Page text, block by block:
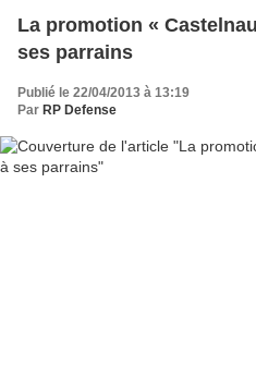
La promotion «
ses parrains
Publié le 22/04/2013 à 13:19
Par RP Defense